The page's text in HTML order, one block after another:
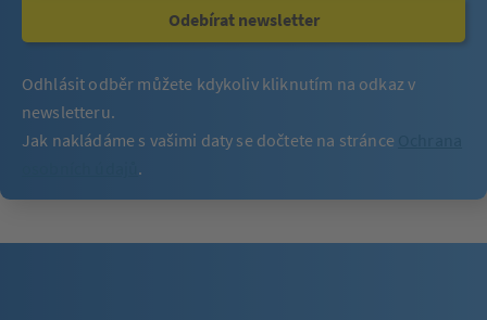
Odebírat newsletter
Odhlásit odběr můžete kdykoliv kliknutím na odkaz v
newsletteru.
Jak nakládáme s vašimi daty se dočtete na stránce
.